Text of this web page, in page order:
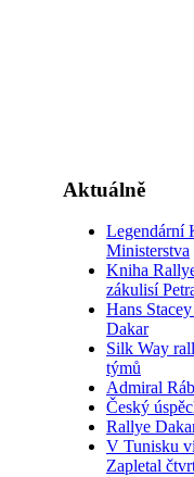
Aktuálně
Legendární
Ministerstva
Kniha
zákulisí
Hans
Dakar
Silk Way
týmů
Admiral
Český
Rallye
V Tunisku
Zapletal